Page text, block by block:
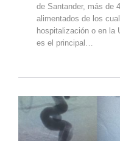
de Santander, más de
alimentados de los
hospitalización o en la
es el principal…